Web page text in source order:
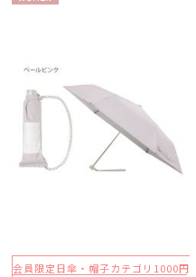
会員限定日傘・帽子カテゴリ1000円